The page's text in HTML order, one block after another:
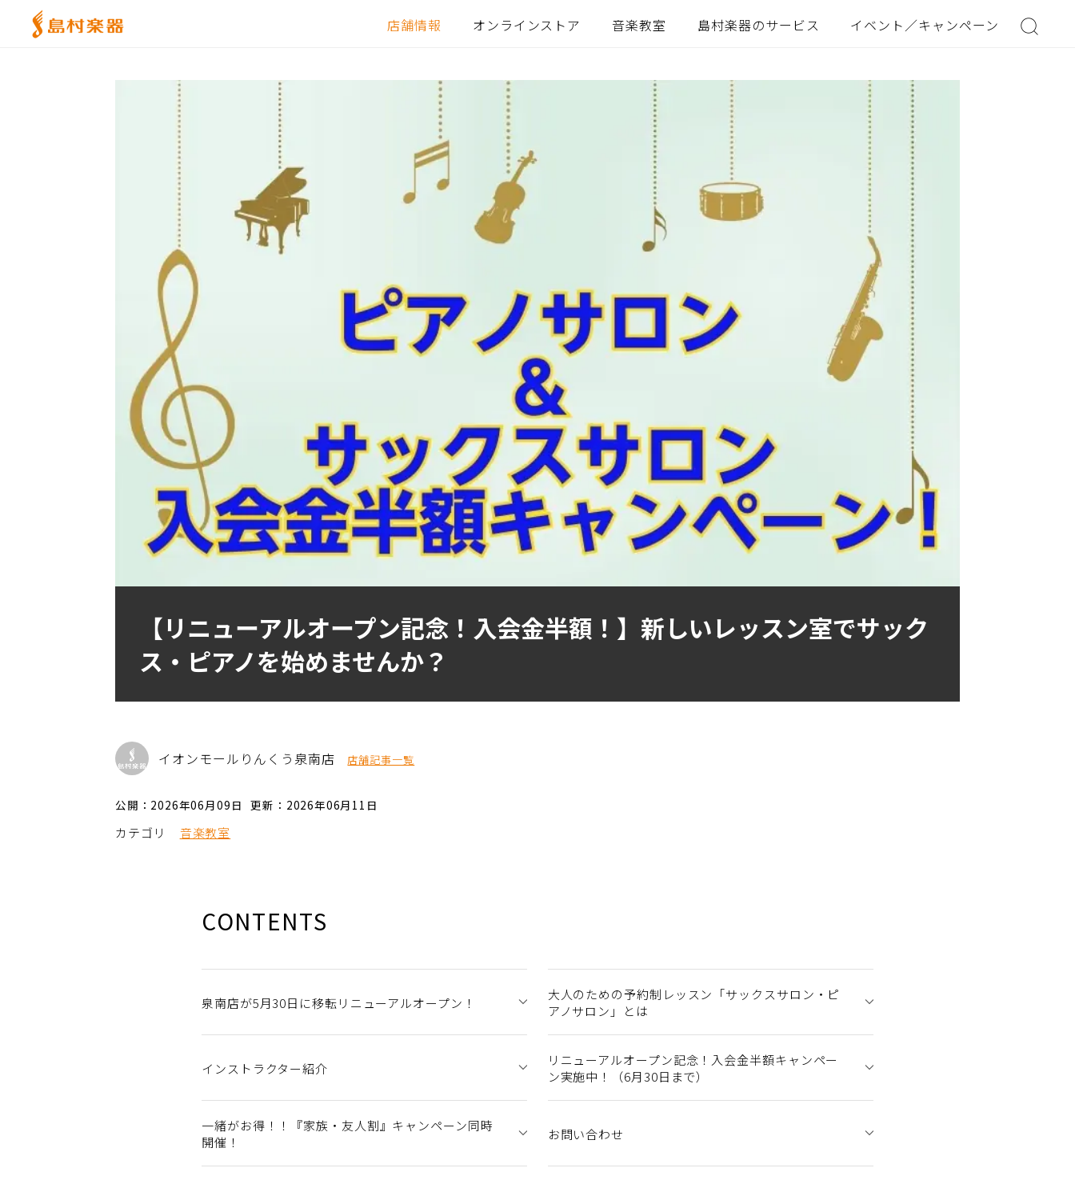
店舗情報 オンラインストア 音楽教室 島村楽器のサービス イベント／キャンペーン
【リニューアルオープン記念！入会金半額！】新しいレッスン室でサック
ス・ピアノを始めませんか？
イオンモールりんくう泉南店 店舗記事一覧
公開：2026年06月09日 更新：2026年06月11日
カテゴリ 音楽教室
CONTENTS
泉南店が5月30日に移転リニューアルオープン！
大人のための予約制レッスン「サックスサロン・ピ
アノサロン」とは
インストラクター紹介
リニューアルオープン記念！入会金半額キャンペー
ン実施中！（6月30日まで）
一緒がお得！！『家族・友人割』キャンペーン同時
開催！
お問い合わせ